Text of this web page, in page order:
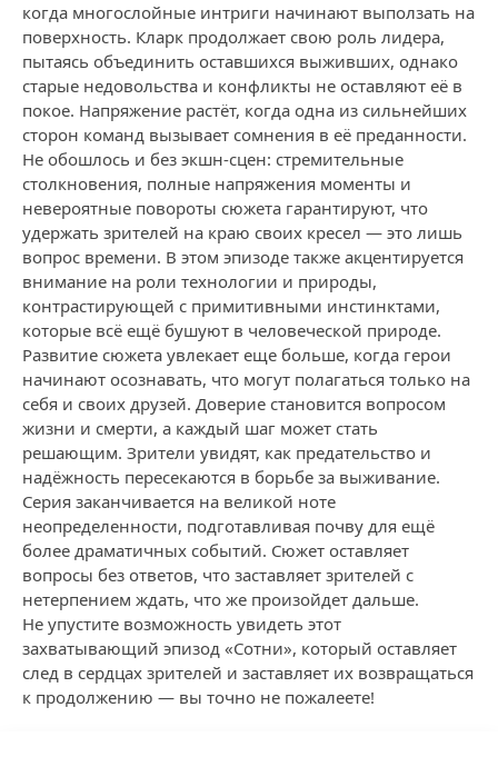
когда многослойные интриги начинают выползать на
поверхность. Кларк продолжает свою роль лидера,
пытаясь объединить оставшихся выживших, однако
старые недовольства и конфликты не оставляют её в
покое. Напряжение растёт, когда одна из сильнейших
сторон команд вызывает сомнения в её преданности.
Не обошлось и без экшн-сцен: стремительные
столкновения, полные напряжения моменты и
невероятные повороты сюжета гарантируют, что
удержать зрителей на краю своих кресел — это лишь
вопрос времени. В этом эпизоде также акцентируется
внимание на роли технологии и природы,
контрастирующей с примитивными инстинктами,
которые всё ещё бушуют в человеческой природе.
Развитие сюжета увлекает еще больше, когда герои
начинают осознавать, что могут полагаться только на
себя и своих друзей. Доверие становится вопросом
жизни и смерти, а каждый шаг может стать
решающим. Зрители увидят, как предательство и
надёжность пересекаются в борьбе за выживание.
Серия заканчивается на великой ноте
неопределенности, подготавливая почву для ещё
более драматичных событий. Сюжет оставляет
вопросы без ответов, что заставляет зрителей с
нетерпением ждать, что же произойдет дальше.
Не упустите возможность увидеть этот
захватывающий эпизод «Сотни», который оставляет
след в сердцах зрителей и заставляет их возвращаться
к продолжению — вы точно не пожалеете!